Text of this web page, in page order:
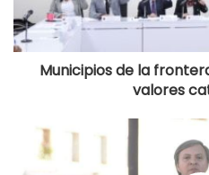
Municipios de la
valores